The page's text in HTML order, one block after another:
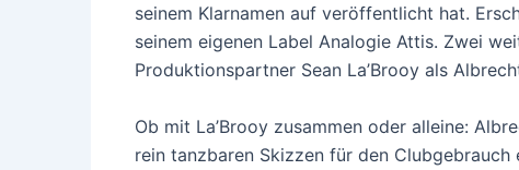
seinem Klarnamen auf veröffentlicht hat.
seinem eigenen Label Analogie Attis. Zwei
Produktionspartner Sean La’Brooy als
Ob mit La’Brooy zusammen oder alleine:
rein tanzbaren Skizzen für den